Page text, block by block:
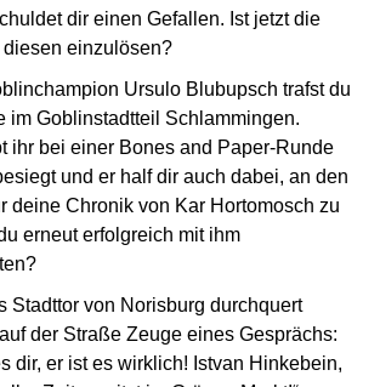
dir einen Gefallen. Ist jetzt die
einzulösen?
Ursulo Blubupsch trafst du
im Goblinstadtteil Schlammingen.
ihr bei einer Bones and Paper-Runde
und er half dir auch dabei, an den
deine Chronik von Kar Hortomosch zu
erneut erfolgreich mit ihm
Stadttor von Norisburg durchquert
der Straße Zeuge eines Gesprächs:
dir, er ist es wirklich! Istvan Hinkebein,